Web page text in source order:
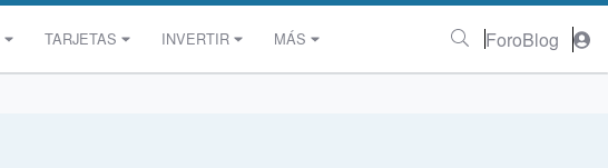
TARJETAS INVERTIR MÁS ForoBlog